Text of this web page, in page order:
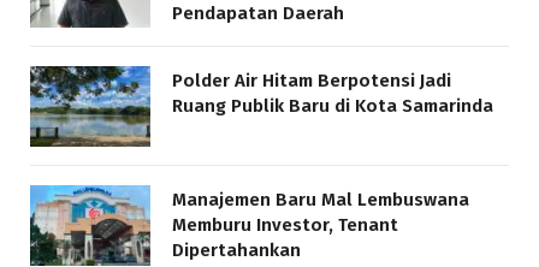
Pendapatan Daerah
Polder Air Hitam Berpotensi Jadi
Ruang Publik Baru di Kota Samarinda
Manajemen Baru Mal Lembuswana
Memburu Investor, Tenant
Dipertahankan